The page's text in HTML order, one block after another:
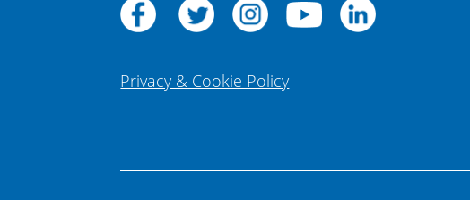
Privacy & Cookie Policy